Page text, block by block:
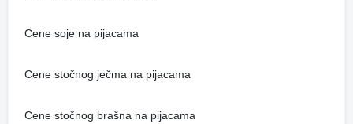
Cene soje na pijacama
Cene stočnog ječma na pijacama
Cene stočnog brašna na pijacama